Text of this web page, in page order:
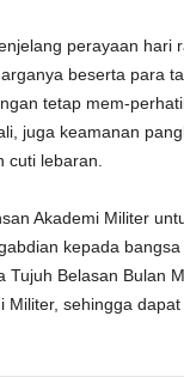
perayaan hari
beserta para
tetap mem-
juga keamanan
cuti lebaran.
Akademi Militer
kepada
Belasan Bulan
sehingga